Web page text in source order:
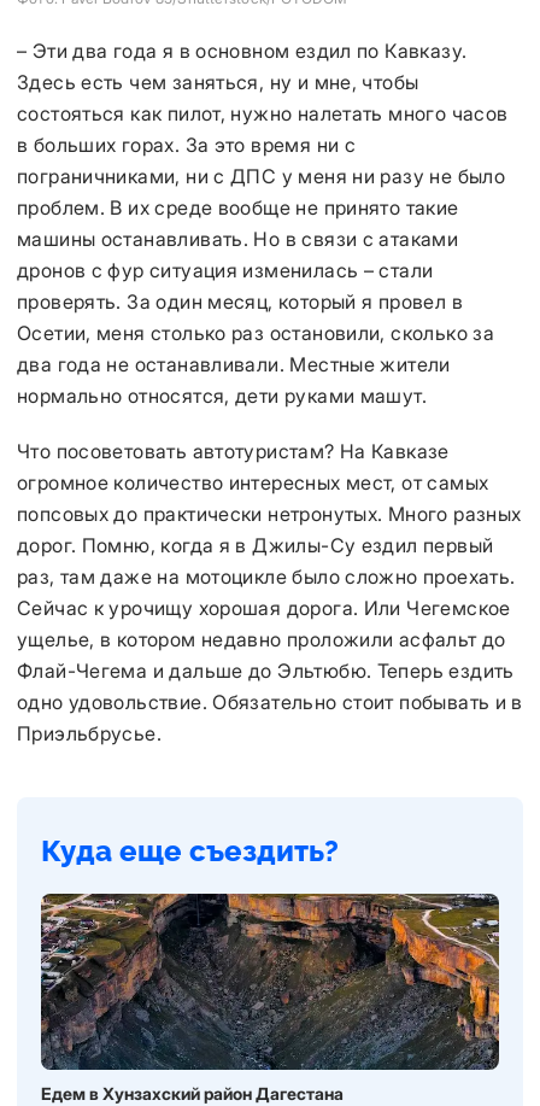
– Эти два года я в основном ездил по Кавказу.
Здесь есть чем заняться, ну и мне, чтобы
состояться как пилот, нужно налетать много часов
в больших горах. За это время ни с
пограничниками, ни с ДПС у меня ни разу не было
проблем. В их среде вообще не принято такие
машины останавливать. Но в связи с атаками
дронов с фур ситуация изменилась – стали
проверять. За один месяц, который я провел в
Осетии, меня столько раз остановили, сколько за
два года не останавливали. Местные жители
нормально относятся, дети руками машут.
Что посоветовать автотуристам? На Кавказе
огромное количество интересных мест, от самых
попсовых до практически нетронутых. Много разных
дорог. Помню, когда я в Джилы-Су ездил первый
раз, там даже на мотоцикле было сложно проехать.
Сейчас к урочищу хорошая дорога. Или Чегемское
ущелье, в котором недавно проложили асфальт до
Флай-Чегема и дальше до Эльтюбю. Теперь ездить
одно удовольствие. Обязательно стоит побывать и в
Приэльбрусье.
Куда еще съездить?
Едем в Хунзахский район Дагестана